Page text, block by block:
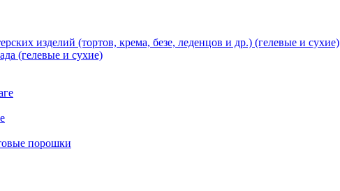
изделий (тортов, крема, безе, леденцов и др.) (гелевые и сухие)
(гелевые и сухие)
порошки